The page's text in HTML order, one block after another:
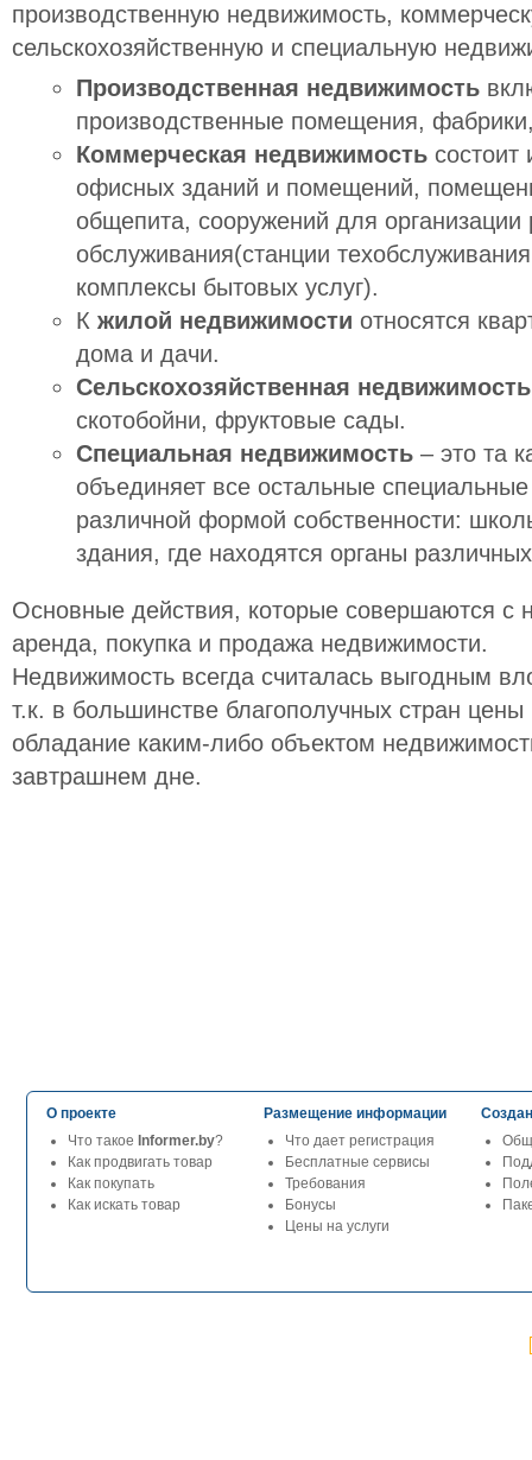
производственную недвижимость,
сельскохозяйственную и специальную
Производственная недвижимость
производственные помещения,
Коммерческая недвижимостьсостоит
офисных зданий и помещений,
общепита, сооружений для организации
обслуживания(станции
комплексы бытовых услуг).
К жилой недвижимости относятся
дома и дачи.
Сельскохозяйственная недвижимость
скотобойни, фруктовые сады.
Специальная недвижимость– это та
объединяет все остальные
различной формой собственности:
здания, где находятся органы
Основные действия, которые совершаются с
аренда, покупка и продажа недвижимости.
Недвижимость всегда считалась выгодным
т.к. в большинстве благополучных стран
обладание каким-либо объектом
завтрашнем дне.
О проекте
Что такое Informer.by?
Как продвигать товар
Как покупать
Как искать товар
Размещение информации
Что дает регистрация
Бесплатные сервисы
Требования
Бонусы
Цены на услуги